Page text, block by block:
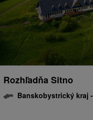
Rozhľadňa Sitno
Banskobystrický kraj -